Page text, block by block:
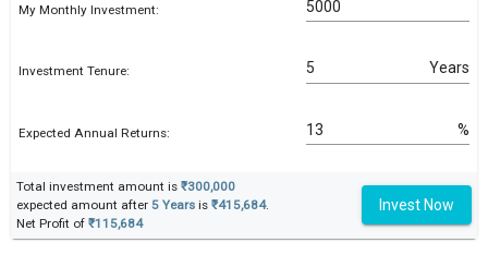
My Monthly Investment:
Investment Tenure: Years
Expected Annual Returns: %
Total investment amount is ₹300,000
expected amount after 5 Years is ₹415,684.
Net Profit of ₹115,684
Invest Now